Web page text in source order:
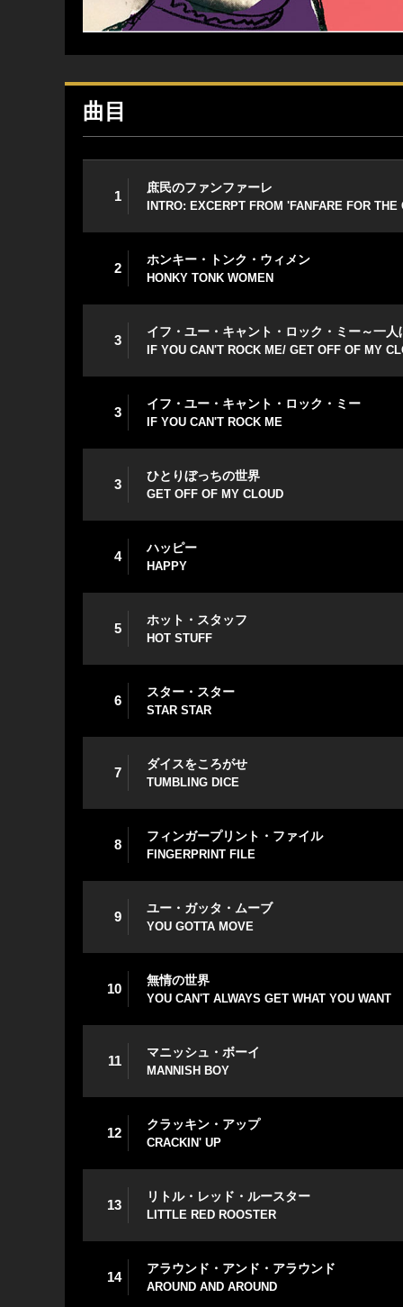
曲目
1
庶民のファンファーレ
INTRO: EXCERPT FROM 'FANFARE FOR
2
ホンキー・トンク・ウィメン
HONKY TONK WOMEN
3
イフ・ユー・キャント・ロック・ミー～一人
IF YOU CAN'T ROCK ME/ GET OFF OF MY
3
イフ・ユー・キャント・ロック・ミー
IF YOU CAN'T ROCK ME
3
ひとりぼっちの世界
GET OFF OF MY CLOUD
4
ハッピー
HAPPY
5
ホット・スタッフ
HOT STUFF
6
スター・スター
STAR STAR
7
ダイスをころがせ
TUMBLING DICE
8
フィンガープリント・ファイル
FINGERPRINT FILE
9
ユー・ガッタ・ムーブ
YOU GOTTA MOVE
10
無情の世界
YOU CAN'T ALWAYS GET WHAT YOU WANT
11
マニッシュ・ボーイ
MANNISH BOY
12
クラッキン・アップ
CRACKIN' UP
13
リトル・レッド・ルースター
LITTLE RED ROOSTER
14
アラウンド・アンド・アラウンド
AROUND AND AROUND